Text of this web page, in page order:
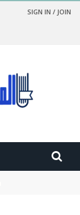
SIGN IN / JOIN